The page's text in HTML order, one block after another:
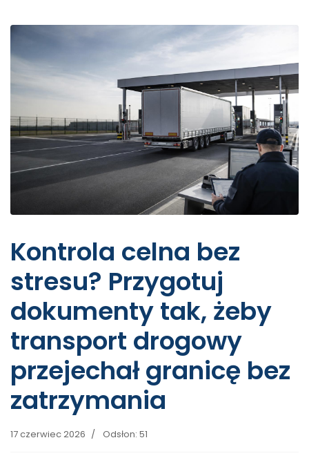
Kontrola celna bez
stresu? Przygotuj
dokumenty tak, żeby
transport drogowy
przejechał granicę bez
zatrzymania
17 czerwiec 2026 Odsłon: 51